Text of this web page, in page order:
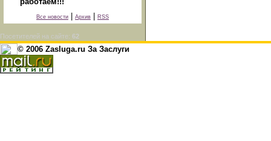
Все новости Архив RSS
Посетителей на сайте: 62
© 2006 Zasluga.ru За Заслуги